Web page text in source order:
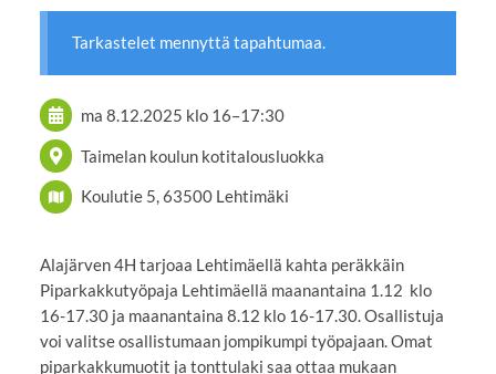
Tarkastelet mennyttä tapahtumaa.
ma 8.12.2025 klo 16–17:30
Taimelan koulun kotitalousluokka
Koulutie 5, 63500 Lehtimäki
Alajärven 4H tarjoaa Lehtimäellä kahta peräkkäin
Piparkakkutyöpaja Lehtimäellä maanantaina 1.12 klo
16-17.30 ja maanantaina 8.12 klo 16-17.30. Osallistuja
voi valitse osallistumaan jompikumpi työpajaan. Omat
piparkakkumuotit ja tonttulaki saa ottaa mukaan